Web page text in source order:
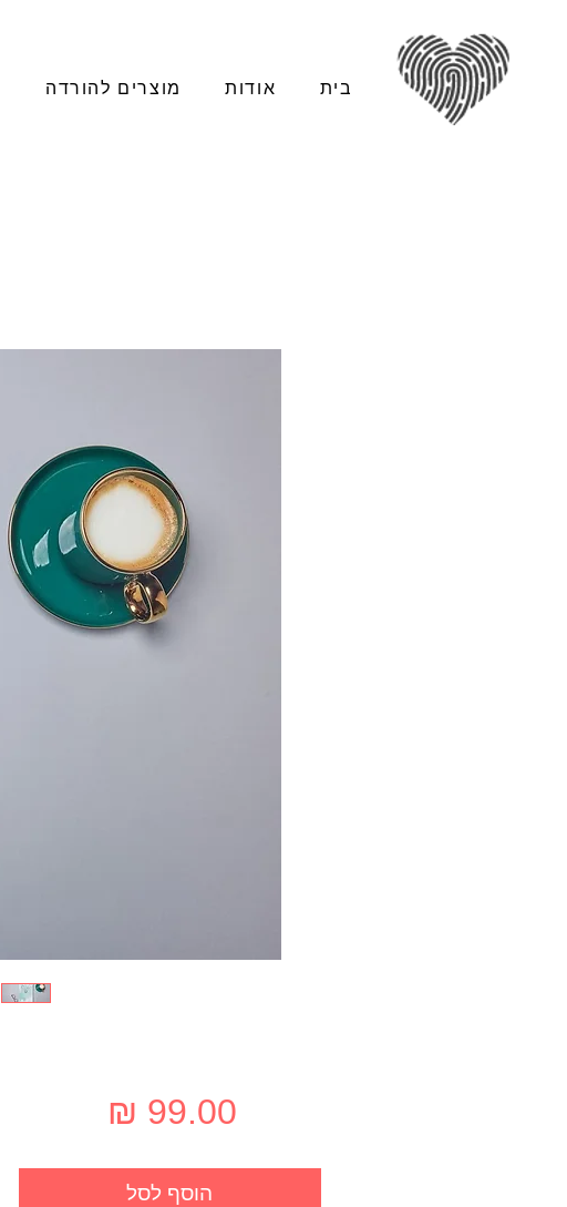
מוצרים להורדה אודות בית
הוסף לסל